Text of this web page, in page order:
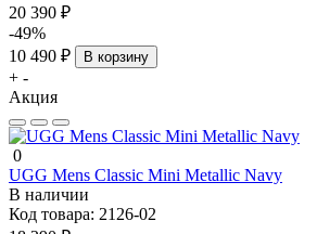
20 390 ₽
-49%
10 490 ₽
В корзину
+ -
Акция
0
UGG Mens Classic Mini Metallic Navy
В наличии
Код товара: 2126-02